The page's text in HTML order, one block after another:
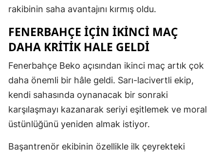
rakibinin saha avantajını kırmış oldu.
FENERBAHÇE IÇIN IKINCI MAÇ
DAHA KRITIK HALE GELDI
Fenerbahçe Beko açısından ikinci maç artık çok
daha önemli bir hâle geldi. Sarı-lacivertli ekip,
kendi sahasında oynanacak bir sonraki
karşılaşmayı kazanarak seriyi eşitlemek ve moral
üstünlüğünü yeniden almak istiyor.
Başantrenör ekibinin özellikle ilk çeyrekteki